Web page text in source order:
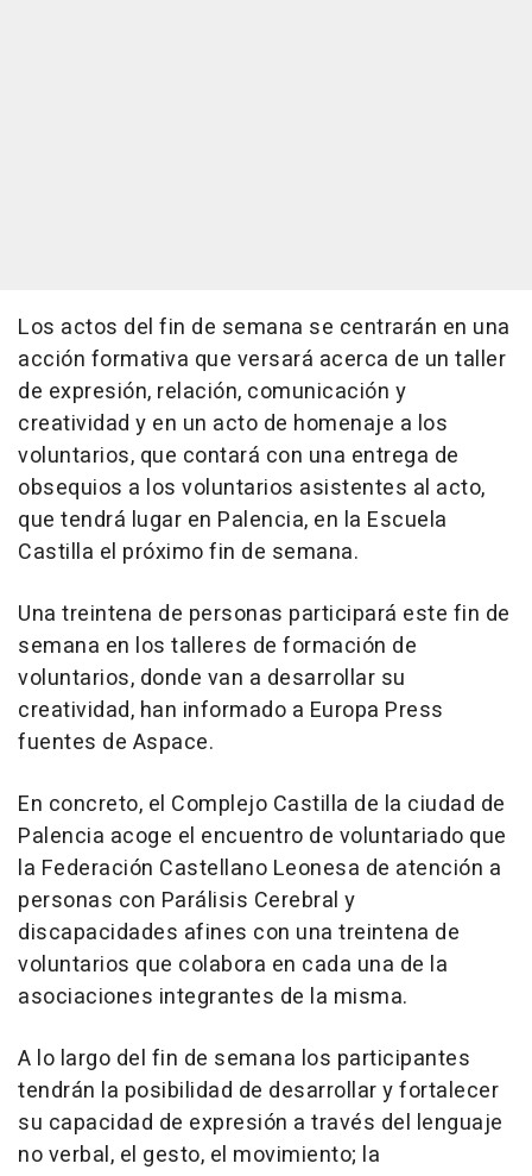
Los actos del fin de semana se centrarán en una
acción formativa que versará acerca de un taller
de expresión, relación, comunicación y
creatividad y en un acto de homenaje a los
voluntarios, que contará con una entrega de
obsequios a los voluntarios asistentes al acto,
que tendrá lugar en Palencia, en la Escuela
Castilla el próximo fin de semana.
Una treintena de personas participará este fin de
semana en los talleres de formación de
voluntarios, donde van a desarrollar su
creatividad, han informado a Europa Press
fuentes de Aspace.
En concreto, el Complejo Castilla de la ciudad de
Palencia acoge el encuentro de voluntariado que
la Federación Castellano Leonesa de atención a
personas con Parálisis Cerebral y
discapacidades afines con una treintena de
voluntarios que colabora en cada una de la
asociaciones integrantes de la misma.
A lo largo del fin de semana los participantes
tendrán la posibilidad de desarrollar y fortalecer
su capacidad de expresión a través del lenguaje
no verbal, el gesto, el movimiento; la